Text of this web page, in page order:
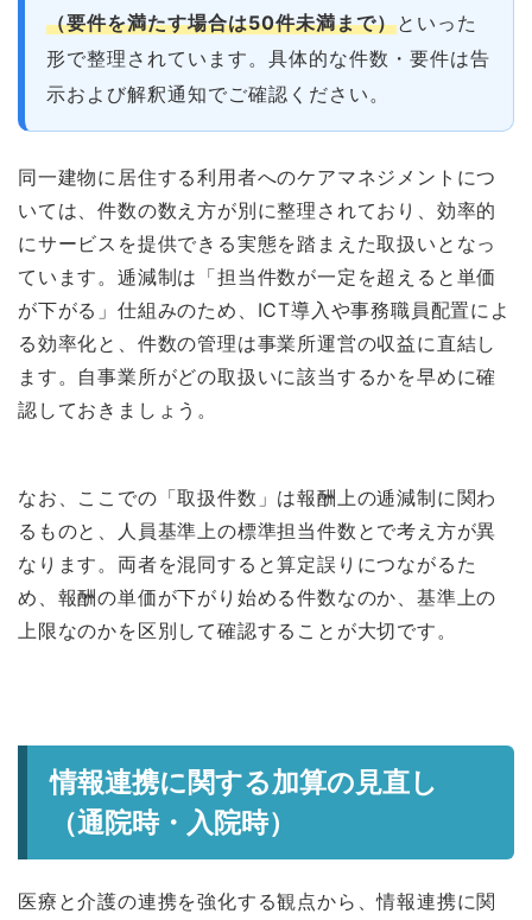
（要件を満たす場合は50件未満まで）といった
形で整理されています。具体的な件数・要件は告
示および解釈通知でご確認ください。
同一建物に居住する利用者へのケアマネジメントにつ
いては、件数の数え方が別に整理されており、効率的
にサービスを提供できる実態を踏まえた取扱いとなっ
ています。逓減制は「担当件数が一定を超えると単価
が下がる」仕組みのため、ICT導入や事務職員配置によ
る効率化と、件数の管理は事業所運営の収益に直結し
ます。自事業所がどの取扱いに該当するかを早めに確
認しておきましょう。
なお、ここでの「取扱件数」は報酬上の逓減制に関わ
るものと、人員基準上の標準担当件数とで考え方が異
なります。両者を混同すると算定誤りにつながるた
め、報酬の単価が下がり始める件数なのか、基準上の
上限なのかを区別して確認することが大切です。
情報連携に関する加算の見直し
（通院時・入院時）
医療と介護の連携を強化する観点から、情報連携に関